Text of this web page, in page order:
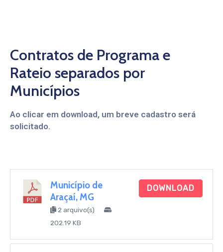
Contratos de Programa e
Rateio separados por
Municípios
Ao clicar em download, um breve cadastro será
solicitado.
Município de
Araçaí, MG
2 arquivo(s)
202.19 KB
DOWNLOAD